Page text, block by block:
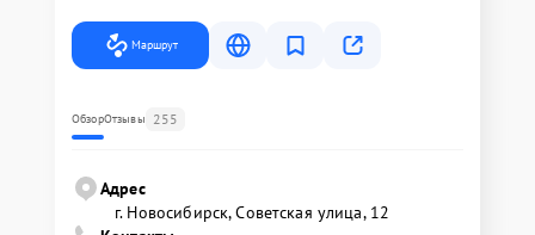
Маршрут
ОбзорОтзывы 255
Адрес
г. Новосибирск, Советская улица, 12